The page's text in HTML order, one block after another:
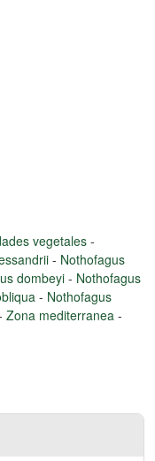
vegetales-
- Nothofagus
dombeyi - Nothofagus
- Nothofagus
Zona mediterranea -